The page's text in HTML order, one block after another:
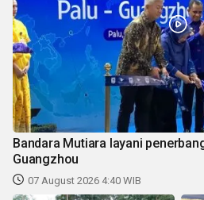
Bandara Mutiara layani
Guangzhou
07 August 2026 4:40 WIB